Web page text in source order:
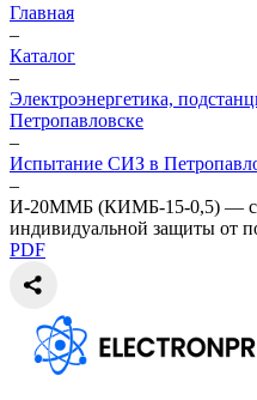
Главная
–
Каталог
–
Электроэнергетика,
Петропавловске
–
Испытание СИЗ в
–
И-20ММБ (КИМБ-15-0,5) —
индивидуальной защиты от
PDF